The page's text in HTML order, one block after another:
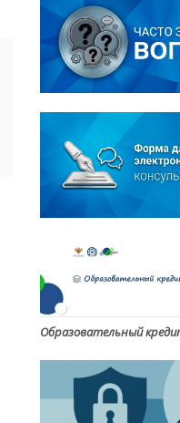
Образовательный